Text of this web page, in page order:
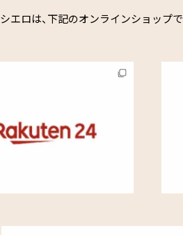
シエロは、下記のオンラインショップ